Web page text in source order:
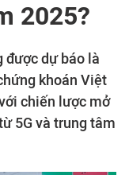
2025?
được dự báo là
khoán Việt
chiến lược mở
5G và trung tâm